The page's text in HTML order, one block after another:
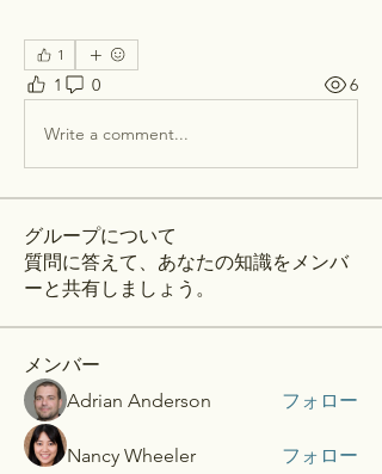
1
1 0 6
Write a comment...
グループについて
質問に答えて、あなたの知識をメンバ
ーと共有しましょう。
メンバー
Adrian Anderson
フォロー
Nancy Wheeler フォロー